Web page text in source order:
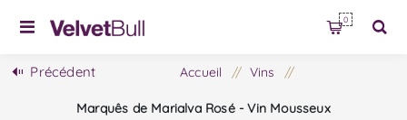
0
Précédent Accueil / Vins /
Marquês de Marialva Rosé - Vin Mousseux